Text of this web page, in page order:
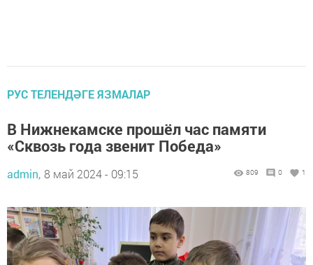
РУС ТЕЛЕНДӘГЕ ЯЗМАЛАР
В Нижнекамске прошёл час памяти
«Сквозь года звенит Победа»
admin, 8 май 2024 - 09:15 809 0 1